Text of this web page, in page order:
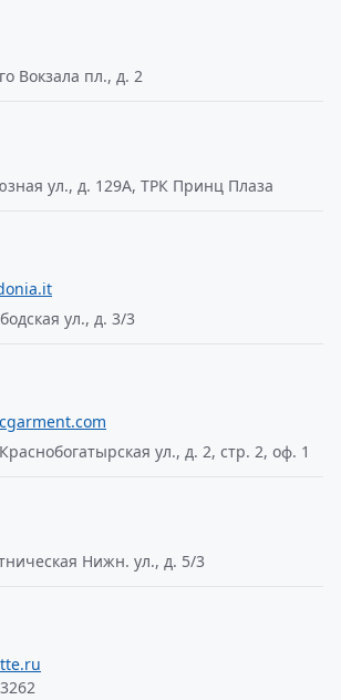
Вокзала пл., д. 2
ул., д. 129А, ТРК Принц Плаза
ул., д. 3/3
ул., д. 2, стр. 2, оф. 1
Нижн. ул., д. 5/3